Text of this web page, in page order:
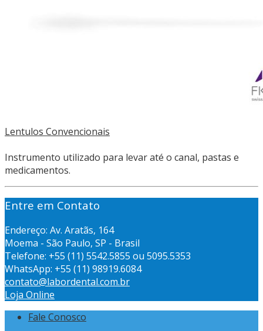
Lentulos Convencionais
Instrumento utilizado para levar até o canal, pastas e
medicamentos.
Entre em Contato
Endereço: Av. Aratãs, 164
Moema - São Paulo, SP - Brasil
Telefone: +55 (11) 5542.5855 ou 5095.5353
WhatsApp: +55 (11) 98919.6084
contato@labordental.com.br
Loja Online
Fale Conosco